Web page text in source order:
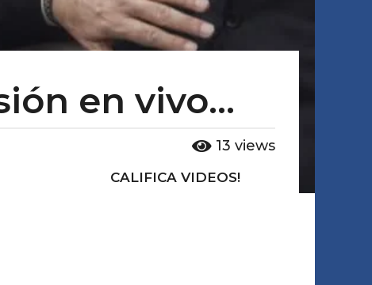
en vivo...
13 views
CALIFICA VIDEOS!